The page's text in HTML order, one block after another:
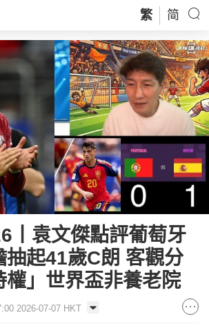
繁 简
丨袁文傑點評葡萄牙
抽起41歲C朗 客觀分
權」世界盃非養老院
2026-07-07 HKT